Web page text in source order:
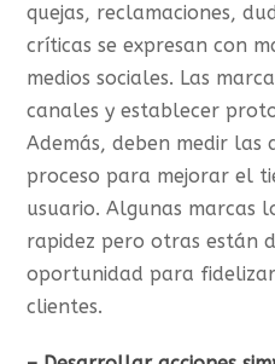
quejas, reclamaciones,
críticas se expresan con
medios sociales. Las
canales y establecer
Además, deben medir las
proceso para mejorar el
usuario. Algunas marcas
rapidez pero otras están
oportunidad para
clientes.